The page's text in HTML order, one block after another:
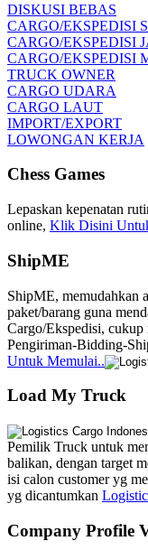
DISKUSI BEBAS
CARGO/EKSPEDISI
CARGO/EKSPEDISI
CARGO/EKSPEDISI
TRUCK OWNER
CARGO UDARA
CARGO LAUT
IMPORT/EXPORT
LOWONGAN KERJA
Chess Games
Lepaskan kepenatan
online, Klik Disini
ShipME
ShipME, memudahkan
paket/barang guna
Cargo/Ekspedisi, cukup
Pengiriman-Bidding-
Untuk Memulai..
Load My Truck
Pemilik Truck untuk
balikan, dengan target
isi calon customer yg
yg dicantumkan
Company Profile